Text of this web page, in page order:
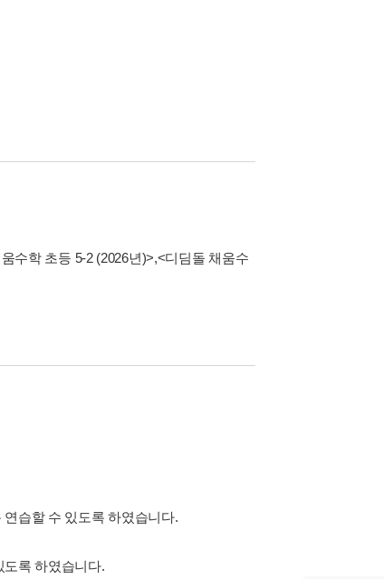
수학 초등 5-2 (2026년)>,<디딤돌 채움수
습할 수 있도록 하였습니다.
록 하였습니다.